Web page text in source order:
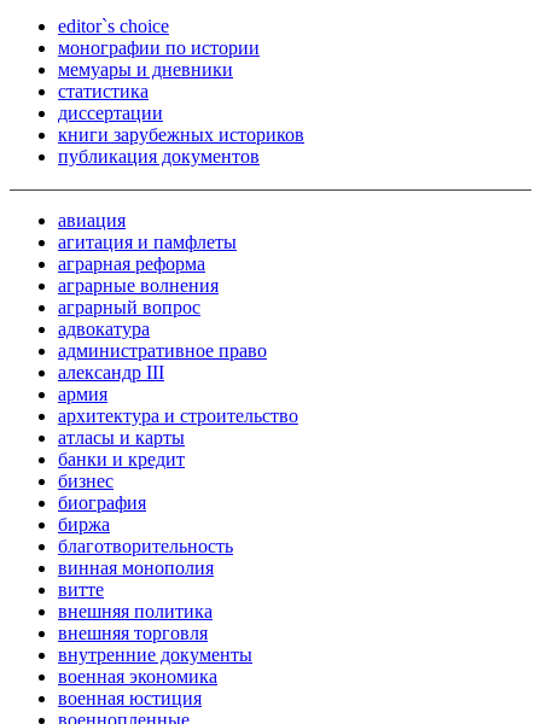
editor`s choice
монографии по истории
мемуары и дневники
статистика
диссертации
книги зарубежных историков
публикация документов
авиация
агитация и памфлеты
аграрная реформа
аграрные волнения
аграрный вопрос
адвокатура
административное право
александр III
армия
архитектура и строительство
атласы и карты
банки и кредит
бизнес
биография
биржа
благотворительность
винная монополия
витте
внешняя политика
внешняя торговля
внутренние документы
военная экономика
военная юстиция